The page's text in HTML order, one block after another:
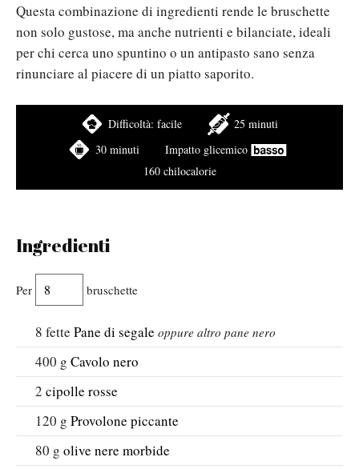
Questa combinazione di ingredienti rende le bruschette
non solo gustose, ma anche nutrienti e bilanciate, ideali
per chi cerca uno spuntino o un antipasto sano senza
rinunciare al piacere di un piatto saporito.
Difficoltà: facile
25 minuti
30 minuti
Impatto glicemico
160 chilocalorie
Ingredienti
Per bruschette
8 fette Pane di segale oppure altro pane nero
400 g Cavolo nero
2 cipolle rosse
120 g Provolone piccante
80 g olive nere morbide